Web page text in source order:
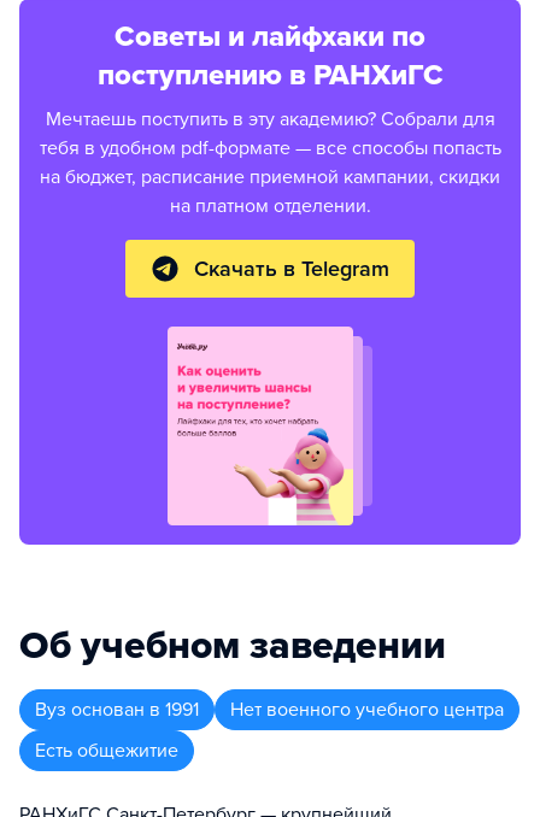
Советы и лайфхаки по
поступлению в РАНХиГС
Мечтаешь поступить в эту академию? Собрали для
тебя в удобном pdf-формате — все способы попасть
на бюджет, расписание приемной кампании, скидки
на платном отделении.
Скачать в Telegram
Об учебном заведении
Вуз основан в 1991
Нет военного учебного центра
Есть общежитие